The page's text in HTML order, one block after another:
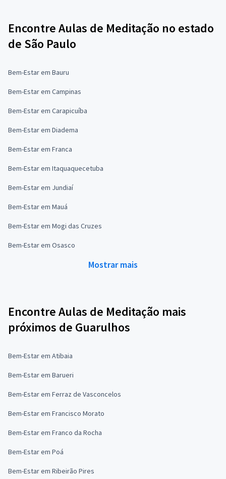
Encontre Aulas de Meditação no estado
de São Paulo
Bem-Estar em Bauru
Bem-Estar em Campinas
Bem-Estar em Carapicuíba
Bem-Estar em Diadema
Bem-Estar em Franca
Bem-Estar em Itaquaquecetuba
Bem-Estar em Jundiaí
Bem-Estar em Mauá
Bem-Estar em Mogi das Cruzes
Bem-Estar em Osasco
Mostrar mais
Encontre Aulas de Meditação mais
próximos de Guarulhos
Bem-Estar em Atibaia
Bem-Estar em Barueri
Bem-Estar em Ferraz de Vasconcelos
Bem-Estar em Francisco Morato
Bem-Estar em Franco da Rocha
Bem-Estar em Poá
Bem-Estar em Ribeirão Pires